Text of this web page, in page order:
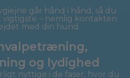
går hånd i hånd, så du
vigtigste – nemlig kontakten
med din hund.
og lydighed
nyttige i de faser, hvor du